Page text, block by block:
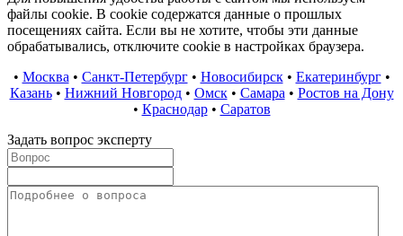
файлы cookie. В cookie содержатся данные о прошлых
посещениях сайта. Если вы не хотите, чтобы эти данные
обрабатывались, отключите cookie в настройках браузера.
• Москва • Санкт-Петербург• Новосибирск• Екатеринбург•
Казань• Нижний Новгород• Омск• Самара • Ростов на Дону
• Краснодар• Саратов
Задать вопрос эксперту